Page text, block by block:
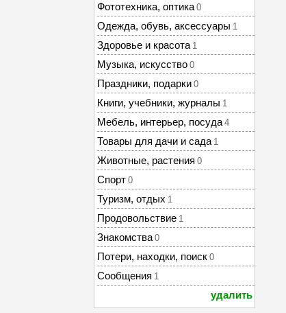
Фототехника, оптика 0
Одежда, обувь, аксессуары 1
Здоровье и красота 1
Музыка, искусство 0
Праздники, подарки 0
Книги, учебники, журналы 1
Мебель, интерьер, посуда 4
Товары для дачи и сада 1
Животные, растения 0
Спорт 0
Туризм, отдых 1
Продовольствие 1
Знакомства 0
Потери, находки, поиск 0
Сообщения 1
удалить